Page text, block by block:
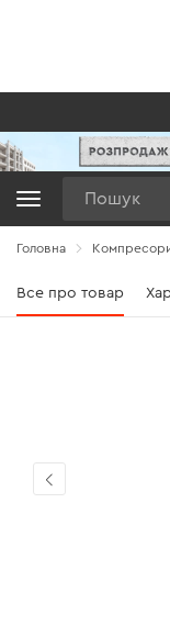
Головна Компресори
Все про товар